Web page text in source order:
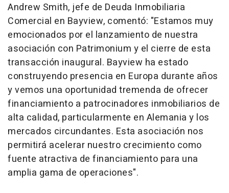
Andrew Smith, jefe de Deuda Inmobiliaria
Comercial en Bayview, comentó: "Estamos muy
emocionados por el lanzamiento de nuestra
asociación con Patrimonium y el cierre de esta
transacción inaugural. Bayview ha estado
construyendo presencia en Europa durante años
y vemos una oportunidad tremenda de ofrecer
financiamiento a patrocinadores inmobiliarios de
alta calidad, particularmente en Alemania y los
mercados circundantes. Esta asociación nos
permitirá acelerar nuestro crecimiento como
fuente atractiva de financiamiento para una
amplia gama de operaciones".